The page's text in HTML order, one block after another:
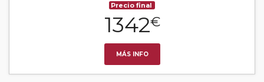
Precio final
1342€
MÁS INFO